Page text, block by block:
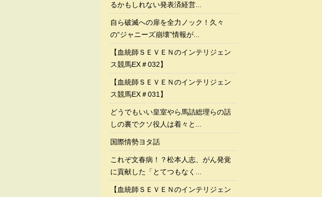
るかもしれない発表済経営...
自ら破滅への扉を全力ノック！久々
の“ジャニーズ崩壊”情報が...
【血統師ＳＥＶＥＮのインテリジェン
ス競馬EX＃032】
【血統師ＳＥＶＥＮのインテリジェン
ス競馬EX＃031】
どうでもいい皇室やら馬詰総理らの話
しの裏でクソ役人は着々と...
国際情勢ヨタ話
これぞ文春病！？松本人志、がん発覚
に貢献した「とてつもなく...
【血統師ＳＥＶＥＮのインテリジェン